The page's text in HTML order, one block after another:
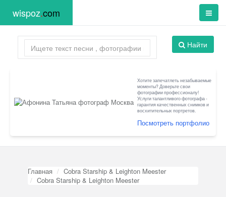
wispoz.com
Найти
Хотите запечатлеть незабываемые
моменты? Доверьте свои
фотографии профессионалу!
Услуги талантливого фотографа -
гарантия качественных снимков и
восхитительных портретов.
Посмотреть портфолио
Главная
Cobra Starship & Leighton Meester
Cobra Starship & Leighton Meester